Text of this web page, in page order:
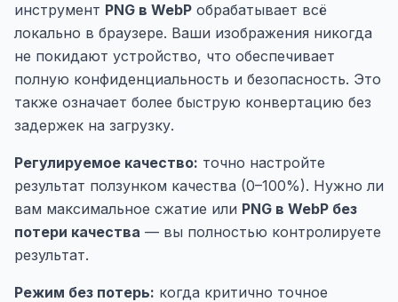
инструмент PNG в WebP обрабатывает всё
локально в браузере. Ваши изображения никогда
не покидают устройство, что обеспечивает
полную конфиденциальность и безопасность. Это
также означает более быструю конвертацию без
задержек на загрузку.
Регулируемое качество: точно настройте
результат ползунком качества (0–100%). Нужно ли
вам максимальное сжатие или PNG в WebP без
потери качества — вы полностью контролируете
результат.
Режим без потерь: когда критично точное